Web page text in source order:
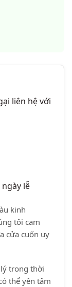
liên hệ với
lễ
kinh
tôi cam
cửa cuốn uy
trong thời
thể yên tâm